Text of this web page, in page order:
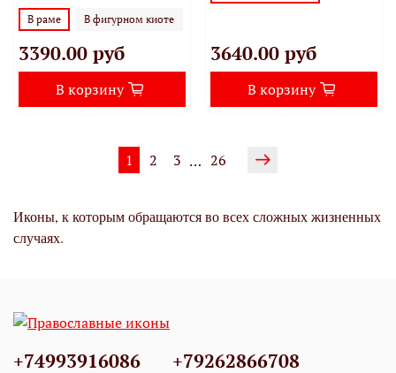
В раме В фигурном киоте
3390.00 руб
В корзину
3640.00 руб
В корзину
1 2 3 … 26
Иконы, к которым обращаются во всех сложных жизненных
случаях.
+74993916086 +79262866708